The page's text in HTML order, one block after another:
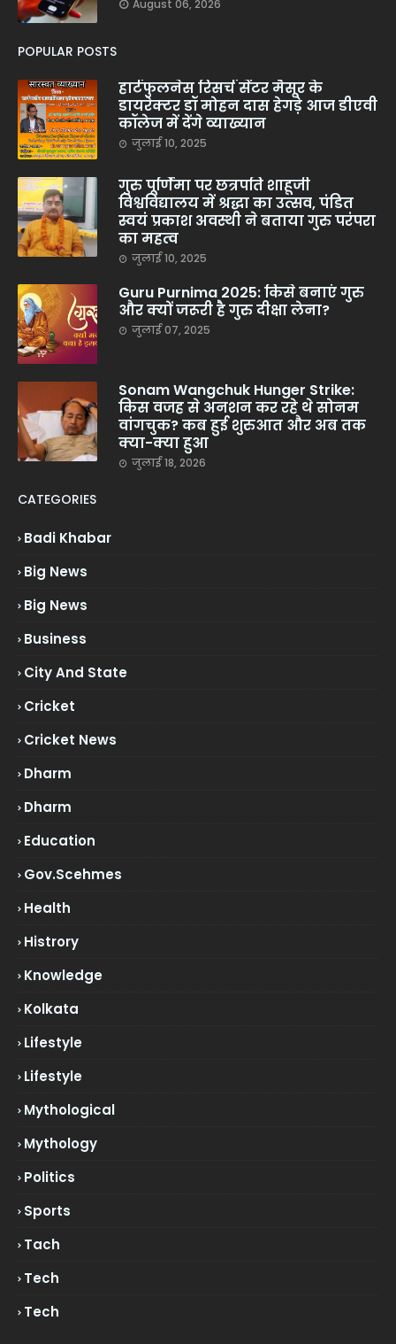
August 06, 2026
POPULAR POSTS
हार्टफुलनेस रिसर्च सेंटर मैसूर के
डायरेक्टर डॉ मोहन दास हेगड़े आज डीएवी
कॉलेज में देंगे व्याख्यान
जुलाई 10, 2025
गुरु पूर्णिमा पर छत्रपति शाहूजी
विश्वविद्यालय में श्रद्धा का उत्सव, पंडित
स्वयं प्रकाश अवस्थी ने बताया गुरु परंपरा
का महत्व
जुलाई 10, 2025
Guru Purnima 2025: किसे बनाएं गुरु
और क्यों जरूरी है गुरु दीक्षा लेना?
जुलाई 07, 2025
Sonam Wangchuk Hunger Strike:
किस वजह से अनशन कर रहे थे सोनम
वांगचुक? कब हुई शुरुआत और अब तक
क्या-क्या हुआ
जुलाई 18, 2026
CATEGORIES
Badi Khabar
Big News
Big News
Business
City And State
Cricket
Cricket News
Dharm
Dharm
Education
Gov.scehmes
Health
Histrory
Knowledge
Kolkata
Lifestyle
Lifestyle
Mythological
Mythology
Politics
Sports
Tach
Tech
Tech